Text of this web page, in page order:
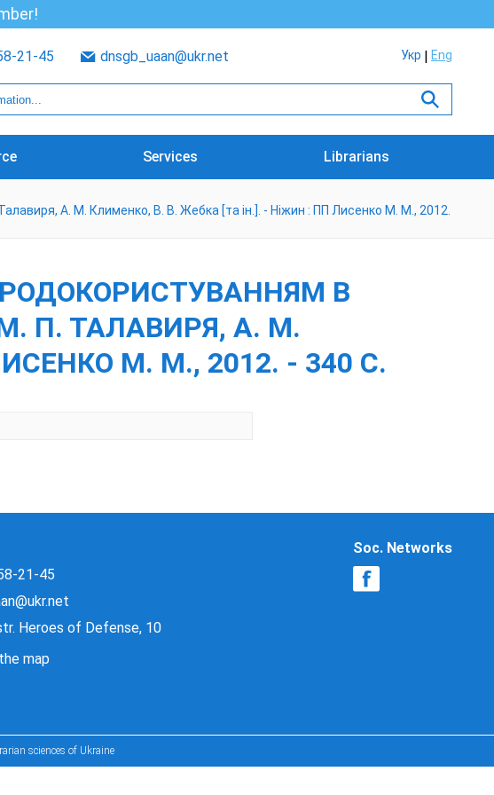
21-45 dnsgb_uaan@ukr.net Укр Eng
Services Librarians
А. М. Клименко, В. В. Жебка [та ін.]. - Ніжин : ПП Лисенко М. М., 2012.
В
П. ТАЛАВИРЯ, А. М.
М. М., 2012. - 340 С.
21-45
Heroes of Defense, 10
map
Soc. Networks
sciences of Ukraine